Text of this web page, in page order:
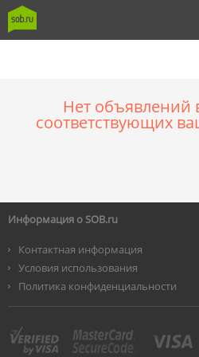
Нет объявлений
соответствующих
Информация о SOB.ru
Контактная информация
Условия использования
Политика конфиденциальности